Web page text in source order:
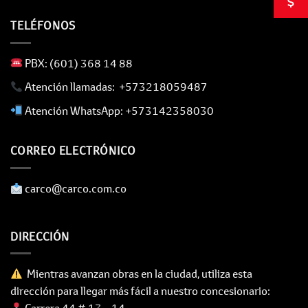
TELÉFONOS
​ PBX: (601) 368 14 88
​ Atención llamadas: +573218059487
​ Atención WhatsApp: +573142358030
CORREO ELECTRÓNICO
​ carco@carco.com.co
DIRECCIÓN
Mientras avanzan obras en la ciudad, utiliza esta
dirección para llegar más fácil a nuestro concesionario: